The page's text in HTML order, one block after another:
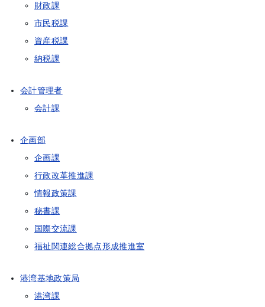
財政課
市民税課
資産税課
納税課
会計管理者
会計課
企画部
企画課
行政改革推進課
情報政策課
秘書課
国際交流課
福祉関連総合拠点形成推進室
港湾基地政策局
港湾課